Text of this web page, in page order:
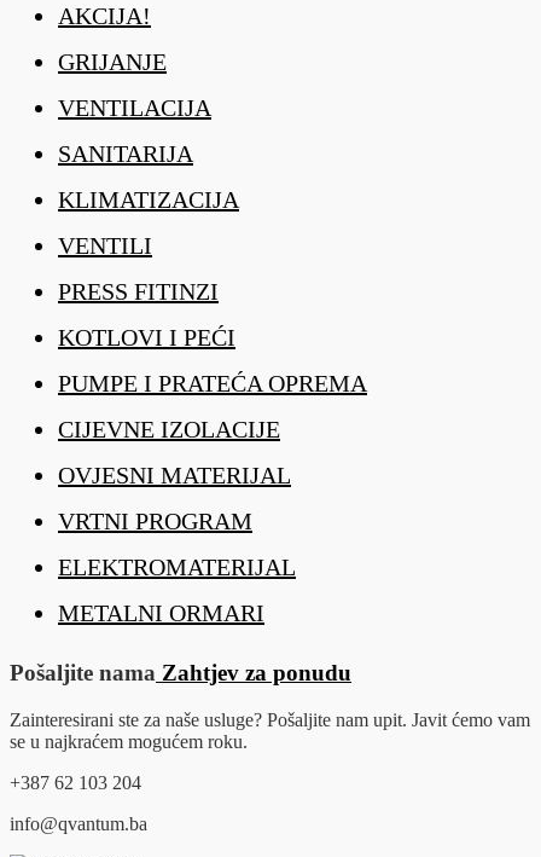
AKCIJA!
GRIJANJE
VENTILACIJA
SANITARIJA
KLIMATIZACIJA
VENTILI
PRESS FITINZI
KOTLOVI I PEĆI
PUMPE I PRATEĆA OPREMA
CIJEVNE IZOLACIJE
OVJESNI MATERIJAL
VRTNI PROGRAM
ELEKTROMATERIJAL
METALNI ORMARI
Pošaljite nama Zahtjev za ponudu
Zainteresirani ste za naše usluge? Pošaljite nam upit. Javit ćemo vam
se u najkraćem mogućem roku.
+387 62 103 204
info@qvantum.ba